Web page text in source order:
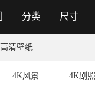
分类 尺寸
清壁纸
4K风景 4K剧照